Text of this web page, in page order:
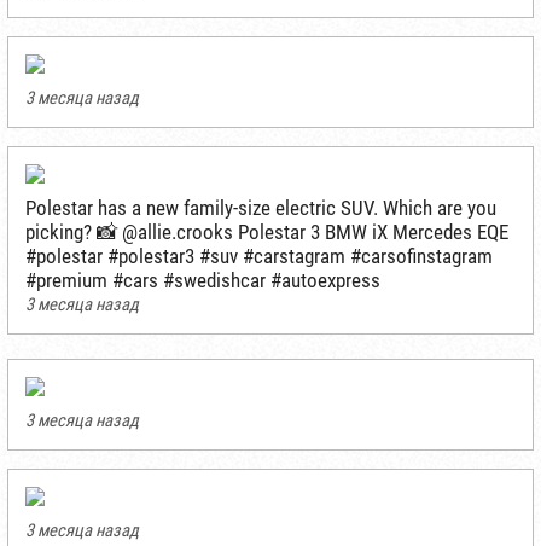
3 месяца назад
Polestar has a new family-size electric SUV. Which are you
picking? 📸 @allie.crooks Polestar 3 BMW iX Mercedes EQE
#polestar #polestar3 #suv #carstagram #carsofinstagram
#premium #cars #swedishcar #autoexpress
3 месяца назад
3 месяца назад
3 месяца назад